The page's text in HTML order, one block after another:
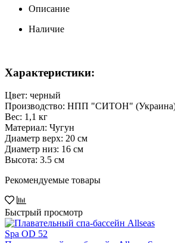
Описание
Наличие
Характеристики:
Цвет: черный
Производство: НПП "СИТОН"
Вес: 1,1 кг
Материал: Чугун
Диаметр верх: 20 см
Диаметр низ: 16 см
Высота: 3.5 см
Рекомендуемые товары
Быстрый просмотр